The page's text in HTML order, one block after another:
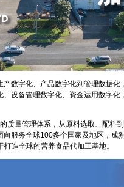
字化、产品数字化到管理数据化
设备管理数字化、资金运用数字化
量管理体系，从原料选取、配料
服务全球100多个国家及地区，成
造全球的营养食品代加工基地。